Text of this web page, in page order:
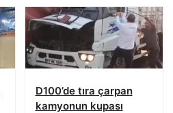
D100’de tıra çarpan
kamyonun kupası